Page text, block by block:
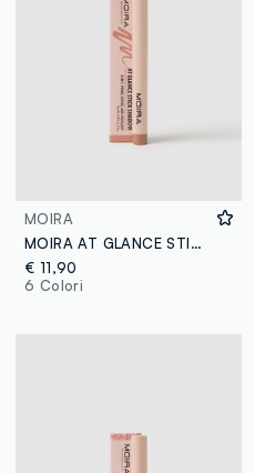
MOIRA
MOIRA AT GLANCE STICK SHADOW 005 CASHMERE ROSE - make-up coreano
€ 11,90
6 Colori